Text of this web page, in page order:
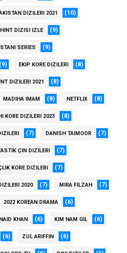
DIZILERI 2021 (10)
HINT DIZISI IZLE (9)
SERIES (9)
(9) EKIP KORE DIZILERI (8)
DIZILERI 2021 (8)
MADIHA IMAM (8) NETFLIX (8)
KORE DIZILERI 2023 (8)
(7) DANISH TAIMOOR (7)
ÇIN DIZILERI (7)
KORE DIZILERI (7)
2020 (7) MIRA FILZAH (7)
2022 KOREAN DRAMA (6)
KHAN (6) KIM NAM GIL (6)
(6) ZUL ARIFFIN (6)